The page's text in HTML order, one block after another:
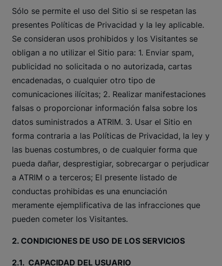
Sólo se permite el uso del Sitio si se respetan las
presentes Políticas de Privacidad y la ley aplicable.
Se consideran usos prohibidos y los Visitantes se
obligan a no utilizar el Sitio para: 1. Enviar spam,
publicidad no solicitada o no autorizada, cartas
encadenadas, o cualquier otro tipo de
comunicaciones ilícitas; 2. Realizar manifestaciones
falsas o proporcionar información falsa sobre los
datos suministrados a ATRIM. 3. Usar el Sitio en
forma contraria a las Políticas de Privacidad, la ley y
las buenas costumbres, o de cualquier forma que
pueda dañar, desprestigiar, sobrecargar o perjudicar
a ATRIM o a terceros; El presente listado de
conductas prohibidas es una enunciación
meramente ejemplificativa de las infracciones que
pueden cometer los Visitantes.
2. CONDICIONES DE USO DE LOS SERVICIOS
2.1. CAPACIDAD DEL USUARIO